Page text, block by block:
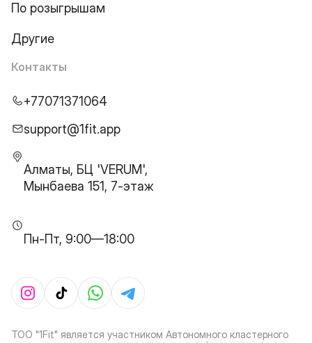
По розыгрышам
Другие
Контакты
+77071371064
support@1fit.app
Алматы, БЦ 'VERUM',
Мынбаева 151, 7-этаж
Пн-Пт, 9:00—18:00
ТОО "1Fit" является участником Автономного кластерного